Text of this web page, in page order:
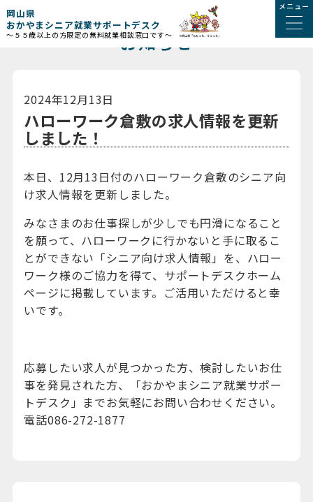
岡山県
おかやまシニア就業サポートデスク
～５５歳以上の方限定の無料就業相談窓口です～
メニュー
お知らせ
2024年12月13日
ハローワーク倉敷の求人情報を更新
しました！
本日、12月13日付のハローワーク倉敷のシニア向
け求人情報を更新しました。
みなさまのお仕事探しが少しでも円滑になること
を願って、ハローワークに行かないと手に取るこ
とができない「シニア向け求人情報」を、ハロー
ワーク様のご協力を得て、サポートデスクホーム
ページに掲載しています。ご活用いただけると幸
いです。
応募したい求人が見つかった方、検討したいお仕
事を発見された方、「おかやまシニア就業サポー
トデスク」までお気軽にお問い合わせください。
電話086-272-1877